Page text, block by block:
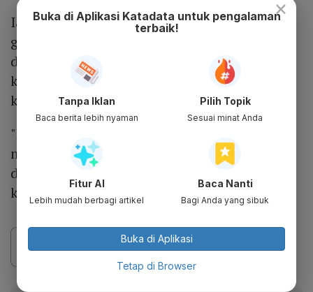
Ia juga mengajak para ilmuwan, dosen, dan
guru besar untuk memperkuat kolaborasi
dengan pemerintah. Menurut Prabowo,
kebangkitan suatu bangsa ditentukan oleh
kemampuan para elite untuk bekerja sama.
"Kalau negara mau bangkit dan maju,
memang harus dimanfaatkan atau
digerakkan potensi dan kemampuan dari
kampus, universitas," kata Prabowo.
×
Buka di Aplikasi Katadata untuk pengalaman
terbaik!
Tanpa Iklan
Baca berita lebih nyaman
Pilih Topik
Sesuai minat Anda
Fitur AI
Lebih mudah berbagi artikel
Baca Nanti
Bagi Anda yang sibuk
Buka di Aplikasi
Tetap di Browser